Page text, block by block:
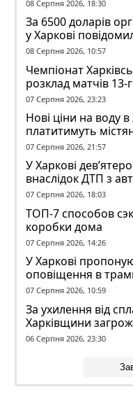
08 Серпня 2026, 18:30
За 6500 доларів
у Харкові
ексзавідувачу
08 Серпня 2026, 10:57
Чемпіонат
розклад матчів 13-
07 Серпня 2026, 23:23
Нові ціни на воду в
платитимуть
07 Серпня 2026, 21:57
У Харкові
внаслідок ДТП з
07 Серпня 2026, 18:03
ТОП-7 способов
коробки дома
07 Серпня 2026, 14:26
У Харкові
оповіщення в
07 Серпня 2026, 10:59
За ухилення від
Харківщини
волі
06 Серпня 2026, 23:30